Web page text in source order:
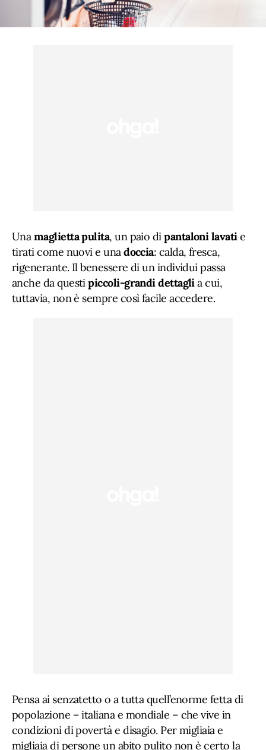
Unamagliettapulita, un paio dipantaloni lavatie
tirati come nuovi e unadoccia: calda, fresca,
rigenerante. Il benessere di un individui passa
anche da questipiccoli-grandi dettaglia cui,
tuttavia, non è sempre così facile accedere.
Pensa ai senzatetto o a tutta quell’enorme fetta di
popolazione – italiana e mondiale – che vive in
condizioni di povertà e disagio. Per migliaia e
migliaia di persone un abito pulito non è certo la